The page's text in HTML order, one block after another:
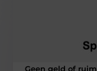
Geen geld of